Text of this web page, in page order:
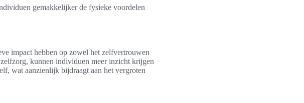
gemakkelijker de fysieke voordelen
impact hebben op zowel het zelfvertrouwen
kunnen individuen meer inzicht krijgen
wat aanzienlijk bijdraagt aan het vergroten